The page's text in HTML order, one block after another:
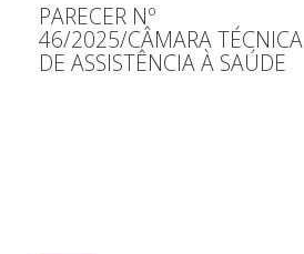
PARECER Nº
46/2025/CÂMARA TÉCNICA
DE ASSISTÊNCIA À SAÚDE